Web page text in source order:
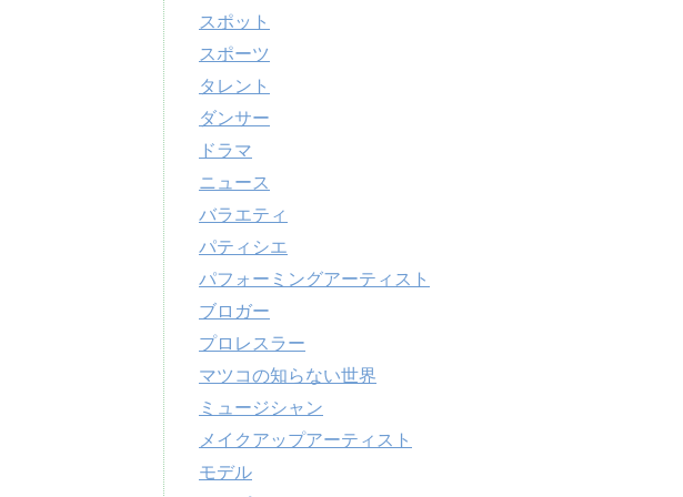
スポット
スポーツ
タレント
ダンサー
ドラマ
ニュース
バラエティ
パティシエ
パフォーミングアーティスト
ブロガー
プロレスラー
マツコの知らない世界
ミュージシャン
メイクアップアーティスト
モデル